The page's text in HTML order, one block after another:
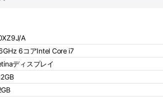
A
6コアIntel Core i7
ディスプレイ